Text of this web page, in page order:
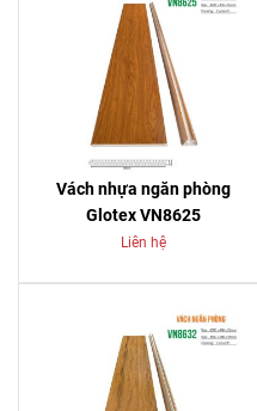
Vách nhựa ngăn phòng
Glotex VN8625
Liên hệ